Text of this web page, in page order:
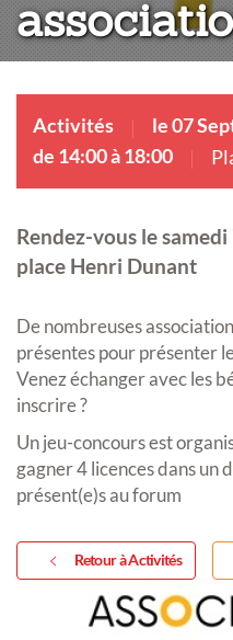
Activités
le 07
de 14:00 à 18:00
Rendez-vous le
place Henri Dunant
De nombreuses
présentes pour présenter
Venez échanger avec les
inscrire ?
Un jeu-concours est
gagner 4 licences dans un
présent(e)s au forum
Retour à Activités